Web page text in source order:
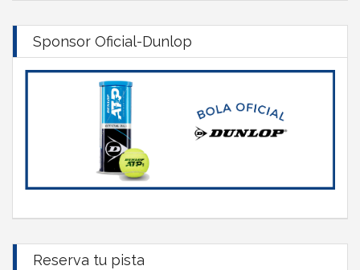
Sponsor Oficial-Dunlop
Reserva tu pista